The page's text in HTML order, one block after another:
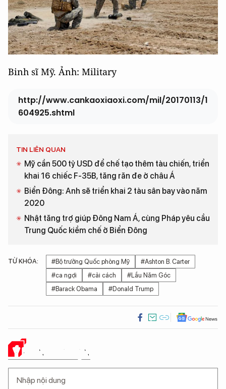
Binh sĩ Mỹ. Ảnh: Military
http://www.cankaoxiaoxi.com/mil/20170113/1
604925.shtml
TIN LIÊN QUAN
Mỹ cần 500 tỷ USD để chế tạo thêm tàu chiến, triển
khai 16 chiếc F-35B, tăng răn đe ở châu Á
Biển Đông: Anh sẽ triển khai 2 tàu sân bay vào năm
2020
Nhật tăng trợ giúp Đông Nam Á, cùng Pháp yêu cầu
Trung Quốc kiềm chế ở Biển Đông
TỪ KHÓA: #Bộ trưởng Quốc phòng Mỹ
#Ashton B. Carter
#ca ngợi
#cải cách
#Lầu Năm Góc
#Barack Obama
#Donald Trump
Ý KIẾN CỦA BẠN